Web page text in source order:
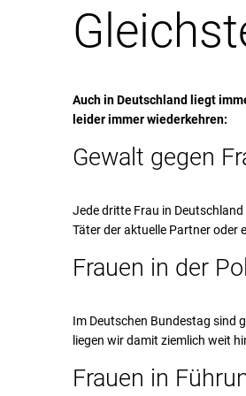
Auch in Deutschland liegt
leider immer wiederkehren:
Gewalt gegen
Jede dritte Frau in
Täter der aktuelle Partner oder
Frauen in der
Im Deutschen Bundestag sind
liegen wir damit ziemlich weit
Frauen in